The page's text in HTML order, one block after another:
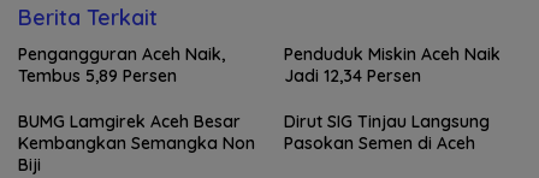
Berita Terkait
Pengangguran Aceh Naik,
Tembus 5,89 Persen
Penduduk Miskin Aceh Naik
Jadi 12,34 Persen
BUMG Lamgirek Aceh Besar
Kembangkan Semangka Non
Biji
Dirut SIG Tinjau Langsung
Pasokan Semen di Aceh